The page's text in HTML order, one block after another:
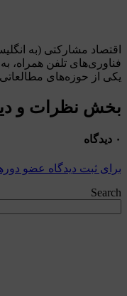
فناوری‌های تلفن همراه، به ویژه تلفن‌های
یکی از حوزه‌های
بخش نظرات و
۰ دیدگاه
برای ثبت دیدگاه عضو
Search